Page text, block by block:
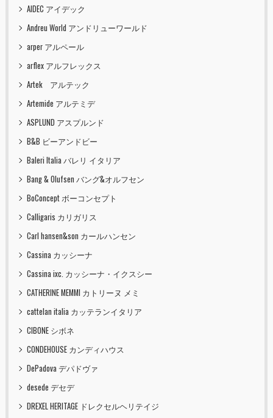
AIDEC アイデック
Andreu World アンドリューワールド
arper アルペール
arflex アルフレックス
Artek アルテック
Artemide アルテミデ
ASPLUND アスプルンド
B&B ビーアンドビー
Baleri Italia バレリ イタリア
Bang & Olufsen バング&オルフセン
BoConcept ボーコンセプト
Calligaris カリガリス
Carl hansen&son カールハンセン
Cassina カッシーナ
Cassina ixc. カッシーナ・イクスシー
CATHERINE MEMMI カトリーヌ メミ
cattelan italia カッテランイタリア
CIBONE シボネ
CONDEHOUSE カンディハウス
DePadova デパドヴァ
desede デセデ
DREXEL HERITAGE ドレクセルヘリテイジ